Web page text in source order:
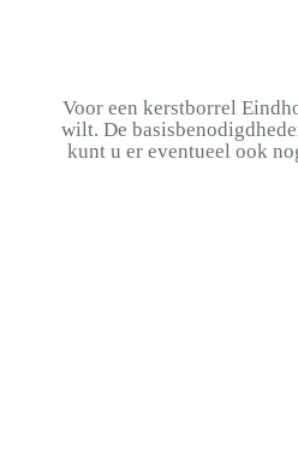
Voor een kerstborrel
wilt. De
kunt u er eventueel ook